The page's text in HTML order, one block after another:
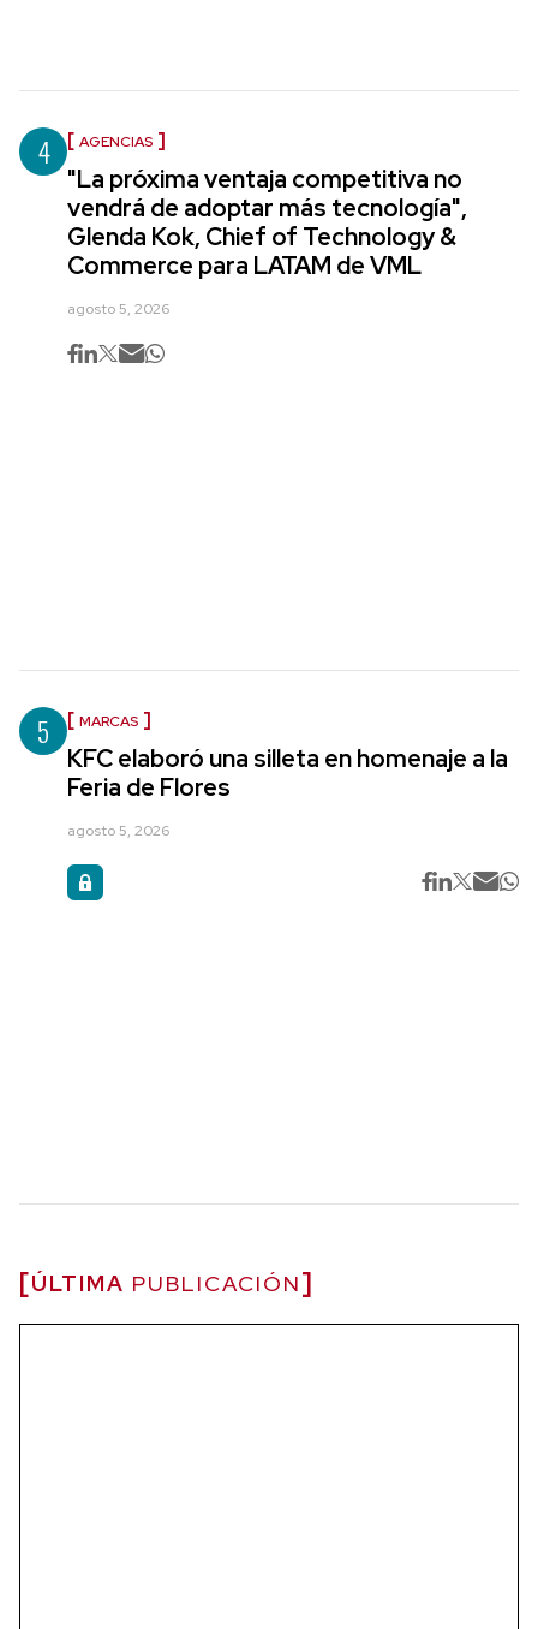
4 AGENCIAS
"La próxima ventaja competitiva no
vendrá de adoptar más tecnología",
Glenda Kok, Chief of Technology &
Commerce para LATAM de VML
agosto 5, 2026
5 MARCAS
KFC elaboró una silleta en homenaje a la
Feria de Flores
agosto 5, 2026
ÚLTIMA PUBLICACIÓN